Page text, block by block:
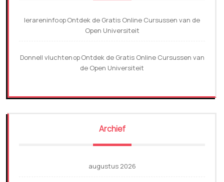
lerareninfoopOntdek de Gratis Online Cursussen van de
Open Universiteit
Donnell vluchtenopOntdek de Gratis Online Cursussen van
de Open Universiteit
Archief
augustus 2026